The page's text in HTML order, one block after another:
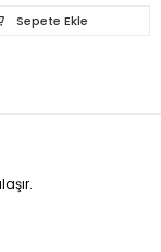
Sepete Ekle